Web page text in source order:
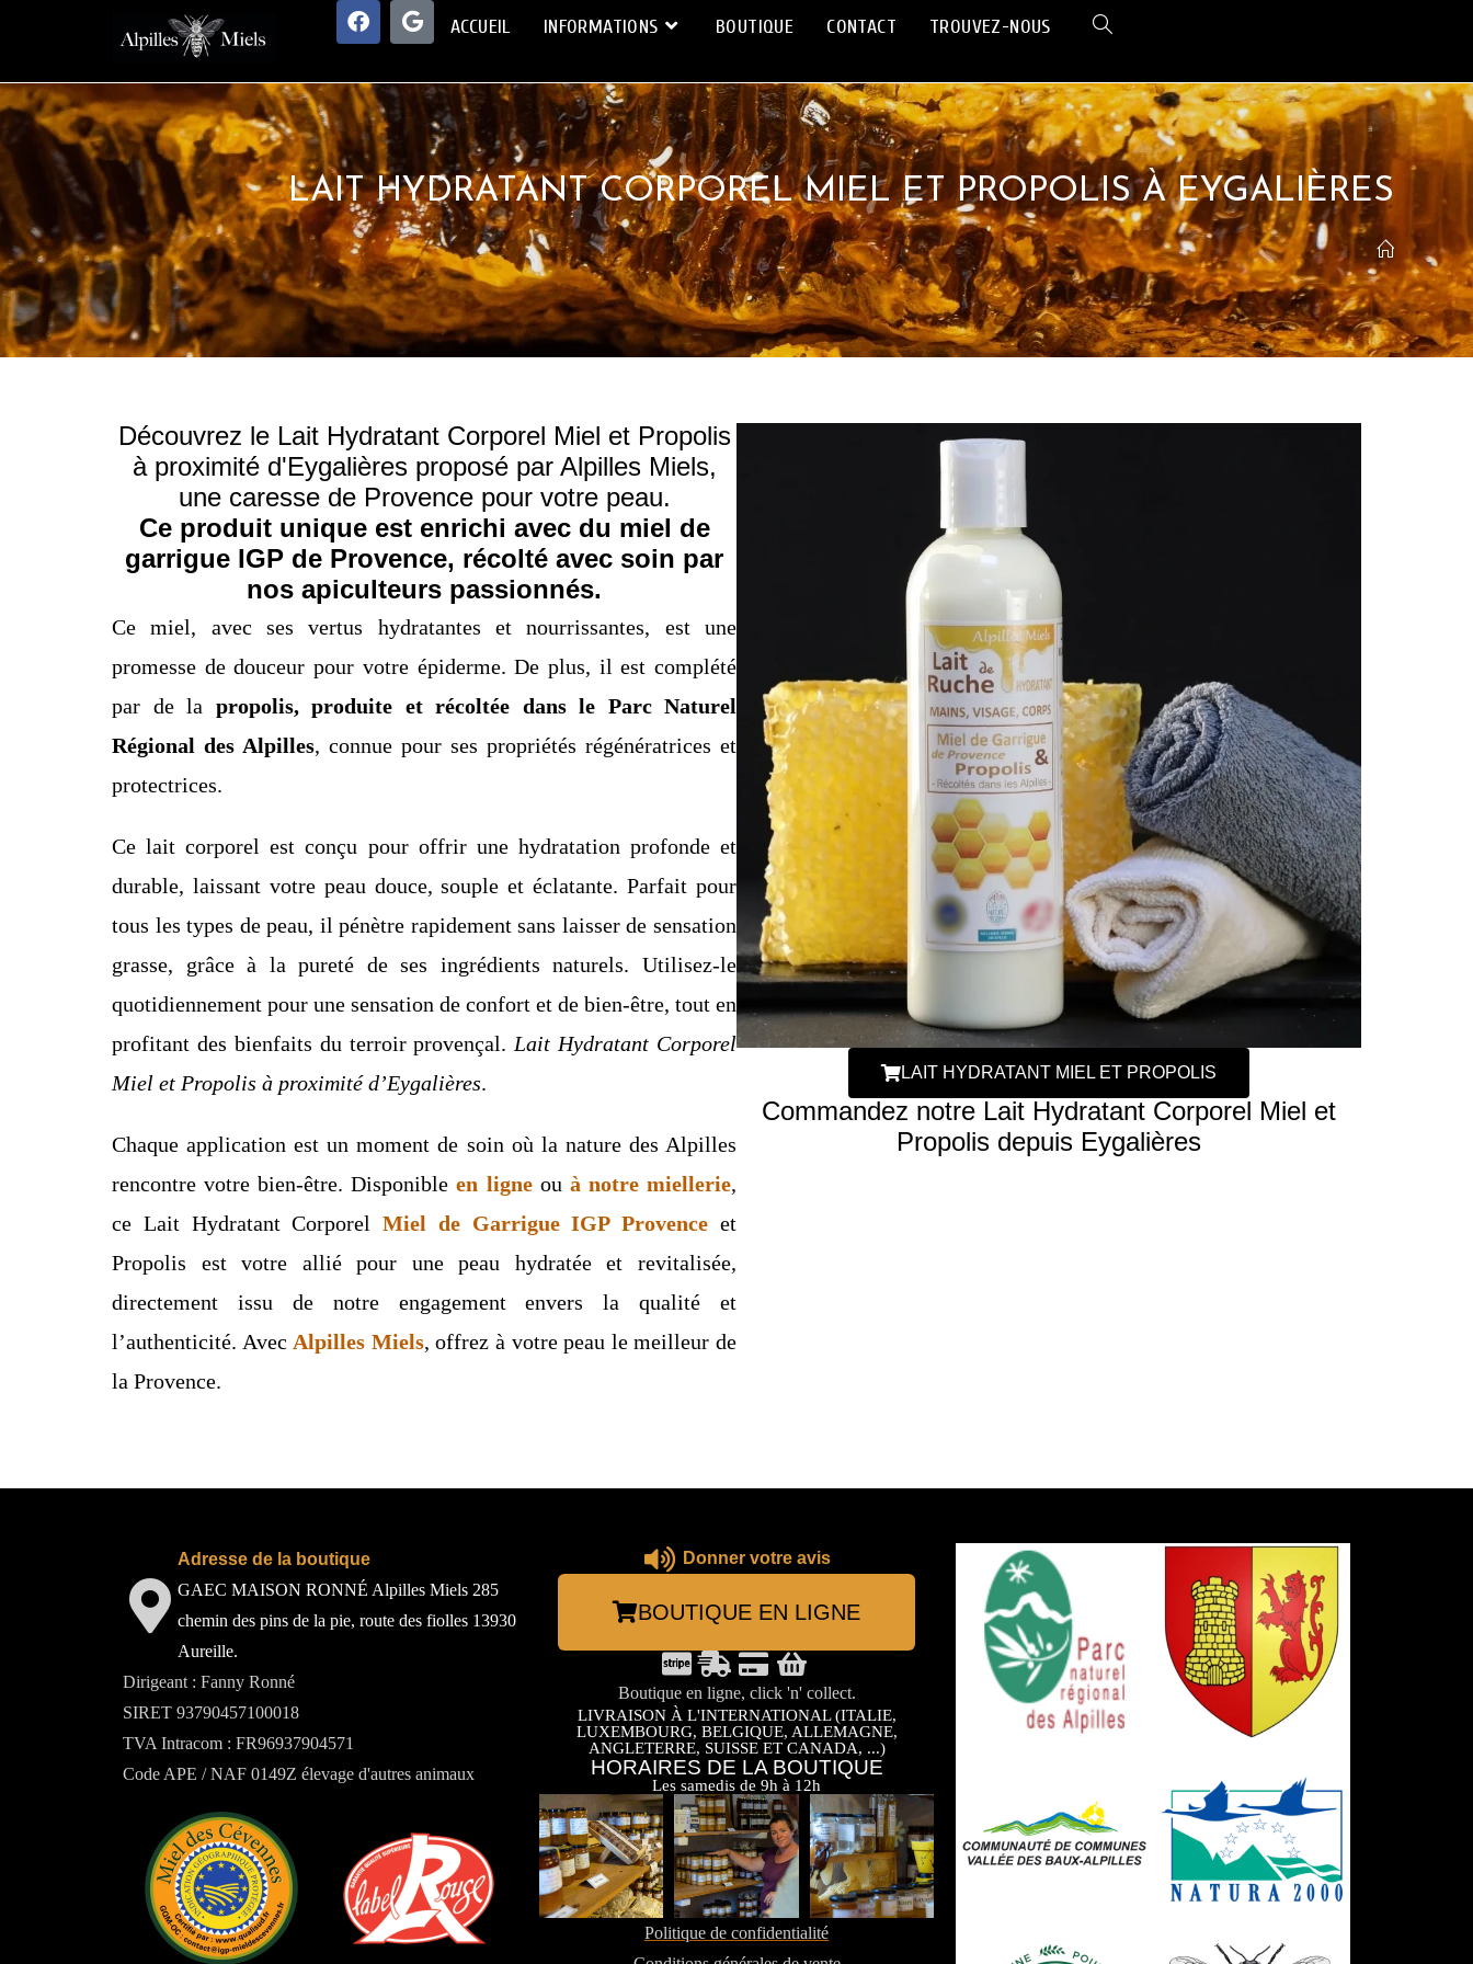
ACCUEIL INFORMATIONS BOUTIQUE CONTACT TROUVEZ-NOUS
LAIT HYDRATANT CORPOREL MIEL ET PROPOLIS À EYGALIÈRES
Découvrez le Lait Hydratant Corporel Miel et Propolis
à proximité d'Eygalières proposé par Alpilles Miels,
une caresse de Provence pour votre peau.
Ce produit unique est enrichi avec du miel de
garrigue IGP de Provence, récolté avec soin par
nos apiculteurs passionnés.
Ce miel, avec ses vertus hydratantes et nourrissantes, est une
promesse de douceur pour votre épiderme. De plus, il est complété
par de la propolis, produite et récoltée dans le Parc Naturel
Régional des Alpilles, connue pour ses propriétés régénératrices et
protectrices.
Ce lait corporel est conçu pour offrir une hydratation profonde et
durable, laissant votre peau douce, souple et éclatante. Parfait pour
tous les types de peau, il pénètre rapidement sans laisser de sensation
grasse, grâce à la pureté de ses ingrédients naturels. Utilisez-le
quotidiennement pour une sensation de confort et de bien-être, tout en
profitant des bienfaits du terroir provençal. Lait Hydratant Corporel
Miel et Propolis à proximité d’Eygalières.
Chaque application est un moment de soin où la nature des Alpilles
rencontre votre bien-être. Disponibleen ligneou à notre miellerie,
ce Lait Hydratant CorporelMiel de Garrigue IGP Provence et
Propolis est votre allié pour une peau hydratée et revitalisée,
directement issu de notre engagement envers la qualité et
l’authenticité. Avec Alpilles Miels, offrez à votre peau le meilleur de
la Provence.
LAIT HYDRATANT MIEL ET PROPOLIS
Commandez notre Lait Hydratant Corporel Miel et
Propolis depuis Eygalières
Adresse de la boutique
GAEC MAISON RONNÉ Alpilles Miels 285
chemin des pins de la pie, route des fiolles 13930
Aureille.
Dirigeant : Fanny Ronné
SIRET 93790457100018
TVA Intracom : FR96937904571
Code APE / NAF 0149Z élevage d'autres animaux
Donner votre avis
BOUTIQUE EN LIGNE
Boutique en ligne, click 'n' collect.
LIVRAISON À L'INTERNATIONAL (ITALIE,
LUXEMBOURG, BELGIQUE, ALLEMAGNE,
ANGLETERRE, SUISSE ET CANADA, ...)
HORAIRES DE LA BOUTIQUE
Les samedis de 9h à 12h
Politique de confidentialité